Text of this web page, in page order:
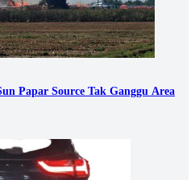
Papar Source Tak Ganggu Area